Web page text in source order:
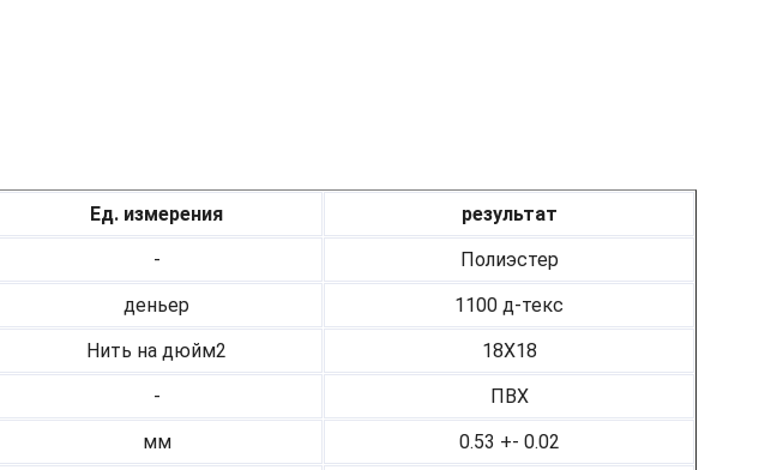
Ед. измерения
результат
-
Полиэстер
деньер
1100 д-текс
Нить на дюйм2
18Х18
-
ПВХ
мм
0.53 +- 0.02